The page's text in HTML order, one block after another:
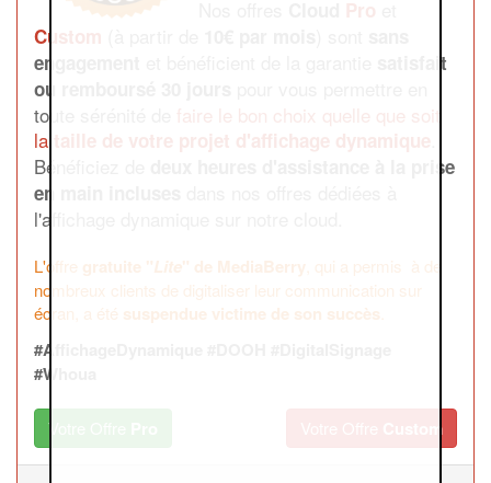
Pro
Custom
engagement
satisfait
ou remboursé 30 jours
toute sérénité de faire le bon choix quelle que soit
la taille de votre projet d'affichage dynamique
Bénéficiez de
deux heures d'assistance à la prise
en main incluses
l'affichage dynamique sur notre cloud.
L'offre gratuite "Lite" de MediaBerry , qui a permis à de
nombreux clients de digitaliser leur communication sur
écran, a été suspendue victime de son succès
#AffichageDynamique #DOOH #DigitalSignage
#Whoua
Votre Offre Custom